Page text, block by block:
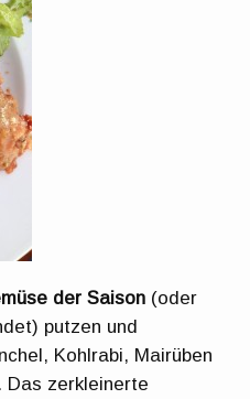
der Saison (oder
putzen und
Kohlrabi, Mairüben
Das zerkleinerte